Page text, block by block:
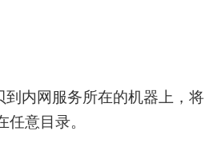
内网服务所在的机器上，将
意目录。